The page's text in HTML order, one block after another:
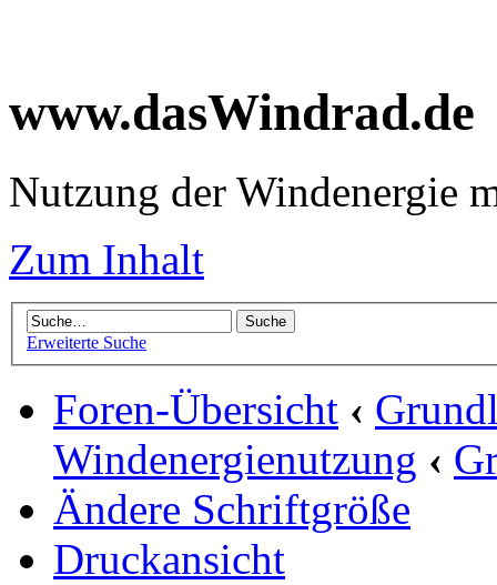
www.dasWindrad.de
Nutzung der Windenergie
Zum Inhalt
Erweiterte Suche
Foren-Übersicht ‹
Windenergienutzung ‹
Ändere Schriftgröße
Druckansicht